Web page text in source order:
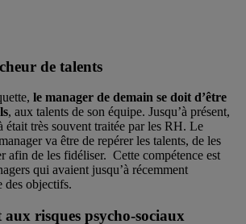
de talents
le manager de demain se doit d’être
, aux talents de son équipe. Jusqu’à présent,
était très souvent traitée par les RH. Le
va être de repérer les talents, de les
afin de les fidéliser. Cette compétence est
qui avaient jusqu’à récemment
des objectifs.
risques psycho-sociaux